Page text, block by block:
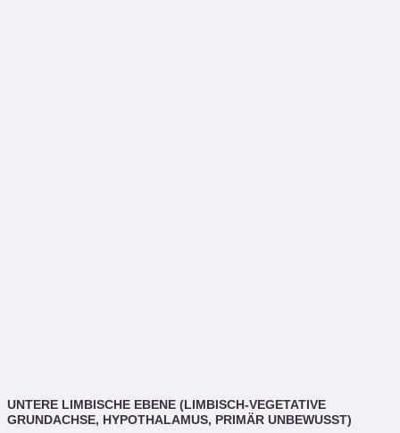
UNTERE LIMBISCHE EBENE (LIMBISCH-VEGETATIVE
GRUNDACHSE, HYPOTHALAMUS, PRIMÄR UNBEWUSST)